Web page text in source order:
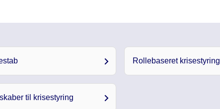
Rollebaseret krisestyring
til krisestyring